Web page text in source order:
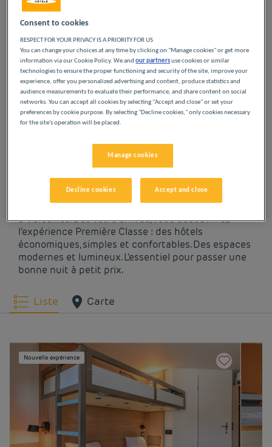
Consacrez une journée à la découverte de Versailles intra-
muros et appréciez toute la richesse patrimoniale et
architecturale de la ville, au-delà du célèbre château.
Lire la suite
NOS HÔTELS À
VERSAILLES À PETITS
Laissez-vous tenter par nos hôtels Première Classe
à Versailles. Dès votre arrivée, vous découvrirez
l’expérience Première Classe : des hôtels
économiques, simples et confortables. Des espaces
modernes et lumineux. L’essentiel pour passer une
bonne nuit à petit prix.
Liste Carte
Nouvelle expérience
Consent to cookies
RESPECT FOR YOUR PRIVACY IS A PRIORITY FOR US
You can change your choices at any time by clicking on "Manage cookies" or get more
information via our Cookie Policy. We andour partnersuse cookies or similar
technologies to ensure the proper functioning and security of the site, improve your
experience, offer you personalized advertising and content, produce statistics and
audience measurements to evaluate their performance, and share content on social
networks. You can accept all cookies by selecting "Accept and close" or set your
preferences by cookie purpose. By selecting "Decline cookies," only cookies necessary
for the site's operation will be placed.
Manage cookies
Decline cookies Accept and close